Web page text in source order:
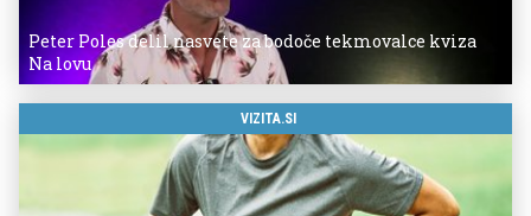
Peter Poles delil nasvete za bodoče tekmovalce kviza
Na lovu
VIZITA.SI